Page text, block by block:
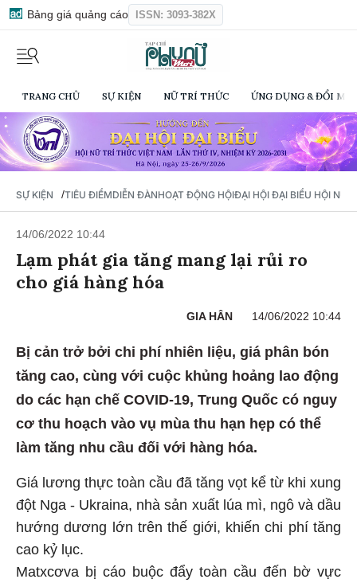
Bảng giá quảng cáo ISSN: 3093-382X
TRANG CHỦ SỰ KIỆN NỮ TRÍ THỨC ỨNG DỤNG & ĐỔI
SỰ KIỆN /TIÊU ĐIỂMDIỄN ĐÀNHOẠT ĐỘNG HỘIĐẠI HỘI ĐẠI BIỂU HỘI NỮ
14/06/2022 10:44
Lạm phát gia tăng mang lại rủi ro
cho giá hàng hóa
GIA HÂN 14/06/2022 10:44
Bị cản trở bởi chi phí nhiên liệu, giá phân bón
tăng cao, cùng với cuộc khủng hoảng lao động
do các hạn chế COVID-19, Trung Quốc có nguy
cơ thu hoạch vào vụ mùa thu hạn hẹp có thể
làm tăng nhu cầu đối với hàng hóa.
Giá lương thực toàn cầu đã tăng vọt kể từ khi xung
đột Nga - Ukraina, nhà sản xuất lúa mì, ngô và dầu
hướng dương lớn trên thế giới, khiến chi phí tăng
cao kỷ lục.
Matxcơva bị cáo buộc đẩy toàn cầu đến bờ vực